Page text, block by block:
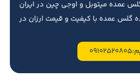
عمده میتوبل و اوجی چین در ایران
گلس عمده با کیفیت و قیمت ارزان در